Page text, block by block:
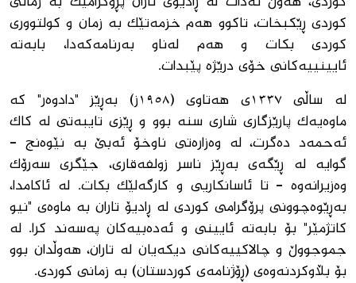
کوردی ڕێکبخات، تاکوو هەم خزمەتێک بە زمان و کولتووری
کوردی بکات و هەم لەناو بەرنامەکەدا، بابەتە
ئایینییەکانی خۆی درێژە پێبدات.
لە ساڵی ١٣٣٧ی هەتاوی (١٩٥٨ز) بەڕێز "دادوەر" کە
ماوەیەک پارێزگاری شاری سنە بوو و ڕێزی تایبەتی لە کاک
ئەحمەد دەگرت، لە وەزارەتی ناوخۆ ئەبێ بە نێوەنج -
گوایە لە ڕێگەی بەڕێز ناسر زولفەقاری، جێگری سەرۆک
وەزیرانەوە - تا ئاسانکاریی و کارگەلێک بکات. لە ئاکامدا،
بەڕێوەچوونی پرۆگرامی کوردی لە ڕادیۆ تاران بە ماوەی "نیو
کاتژمێر" بۆ بابەتە ئایینی و ئەدەبیەکان پەسەند کرا. لە
جموجووڵ و چالاکییەکانی دیکەیان لە تاران، هەوڵدان بوو
بۆ بڵاوکردنەوەی (ڕۆژنامەی کوردستان) بە زمانی کوردی.